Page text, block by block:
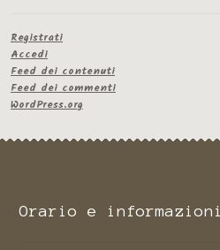
Registrati
Accedi
Feed dei contenuti
Feed dei commenti
WordPress.org
Orario e informazioni